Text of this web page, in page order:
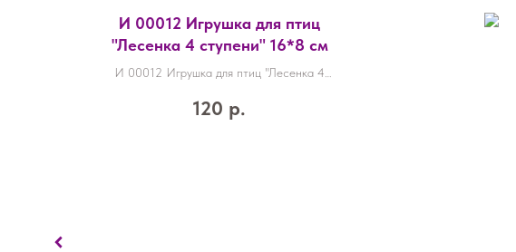
И 00012 Игрушка для птиц
"Лесенка 4 ступени" 16*8 см
И 00012 Игрушка для птиц "Лесенка 4
120 р.